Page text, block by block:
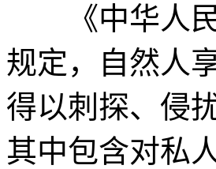
《中华人民
规定，自然人
得以刺探、侵
其中包含对私